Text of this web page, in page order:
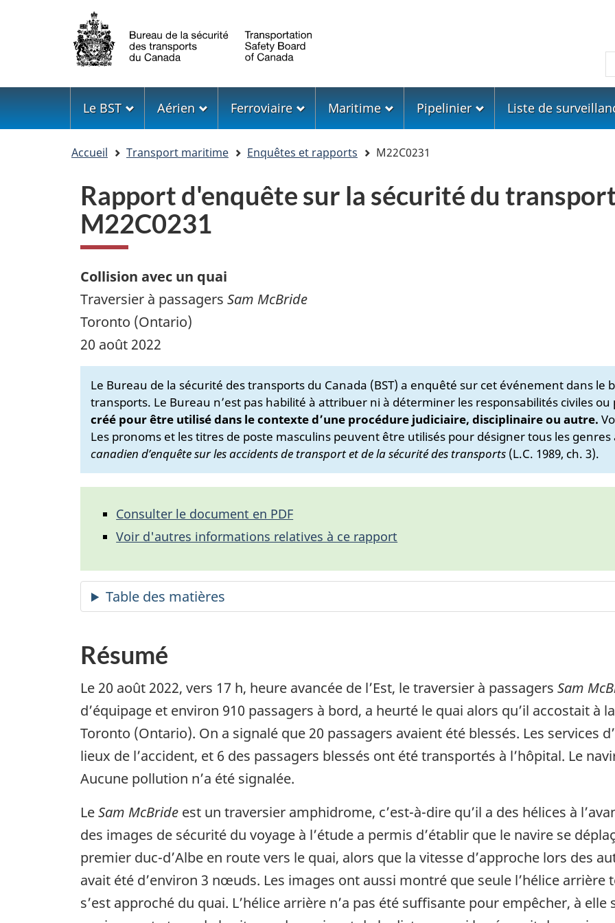
Sélection
de
la
langue
Menu
Le BST Aérien Ferroviaire Maritime Pipelinier Liste de
Accueil Transport maritime Enquêtes et rapports M22C0231
Rapport d'enquête sur la sécurité du
M22C0231
Collision avec un quai
Traversier à passagers Sam McBride
Toronto (Ontario)
20 août 2022
Le Bureau de la sécurité des transports du Canada (BST) a enquêté sur cet événement dans le
transports. Le Bureau n’est pas habilité à attribuer ni à déterminer les responsabilités civiles
créé pour être utilisé dans le contexte d’une procédure judiciaire, disciplinaire ou autre.
Les pronoms et les titres de poste masculins peuvent être utilisés pour désigner tous les
canadien d’enquête sur les accidents de transport et de la sécurité des transports (L.C. 1989, ch. 3).
Consulter le document en PDF
Voir d'autres informations relatives à ce rapport
Résumé
Le 20 août 2022, vers 17 h, heure avancée de l’Est, le traversier à passagers Sam
d’équipage et environ 910 passagers à bord, a heurté le quai alors qu’il accostait à
Toronto (Ontario). On a signalé que 20 passagers avaient été blessés. Les services
lieux de l’accident, et 6 des passagers blessés ont été transportés à l’hôpital. Le
Aucune pollution n’a été signalée.
LeSam McBride est un traversier amphidrome, c’est-à-dire qu’il a des hélices à
des images de sécurité du voyage à l’étude a permis d’établir que le navire se
premier duc-d’Albe en route vers le quai, alors que la vitesse d’approche lors des
avait été d’environ 3 nœuds. Les images ont aussi montré que seule l’hélice
s’est approché du quai. L’hélice arrière n’a pas été suffisante pour empêcher, à elle